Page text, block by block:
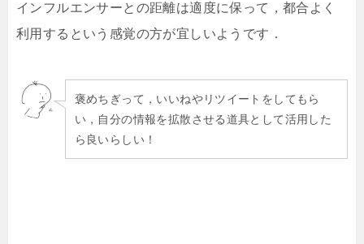
インフルエンサーとの距離は適度に保って，都合よく
利用するという感覚の方が宜しいようです．
褒めちぎって，いいねやリツイートをしてもら
い，自分の情報を拡散させる道具として活用した
ら良いらしい！